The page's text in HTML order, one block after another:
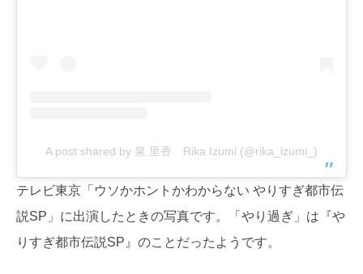
A post shared by 泉 里香 Rika Izumi (@rika_izumi_)
テレビ東京「ウソかホントかわからない やりすぎ都市伝
説SP」に出演したときの写真です。「やり過ぎ」は『や
りすぎ都市伝説SP』のことだったようです。